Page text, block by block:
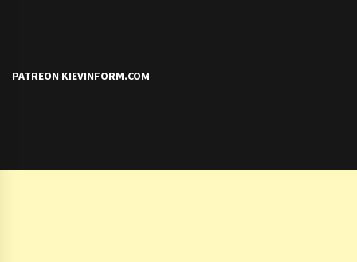
PATREON KIEVINFORM.COM